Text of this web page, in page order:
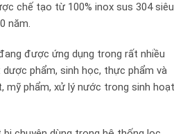
chế tạo từ 100% inox sus 304 siêu
năm.
được ứng dụng trong rất nhiều
dược phẩm, sinh học, thực phẩm và
mỹ phẩm, xử lý nước trong sinh hoạt